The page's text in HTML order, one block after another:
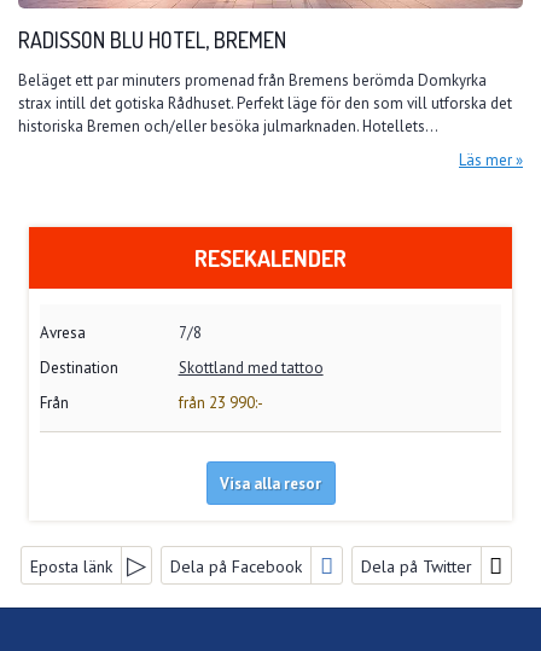
RADISSON BLU HOTEL, BREMEN
Beläget ett par minuters promenad från Bremens berömda Domkyrka
strax intill det gotiska Rådhuset. Perfekt läge för den som vill utforska det
historiska Bremen och/eller besöka julmarknaden. Hotellets...
Läs mer
RESEKALENDER
7/8
Skottland med tattoo
från 23 990:-
Visa alla resor
FACEBOOK
Eposta länk Dela på Facebook Dela på Twitter